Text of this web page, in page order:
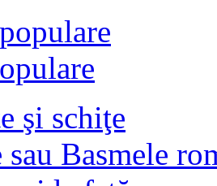
şi schiţe
sau Basmele